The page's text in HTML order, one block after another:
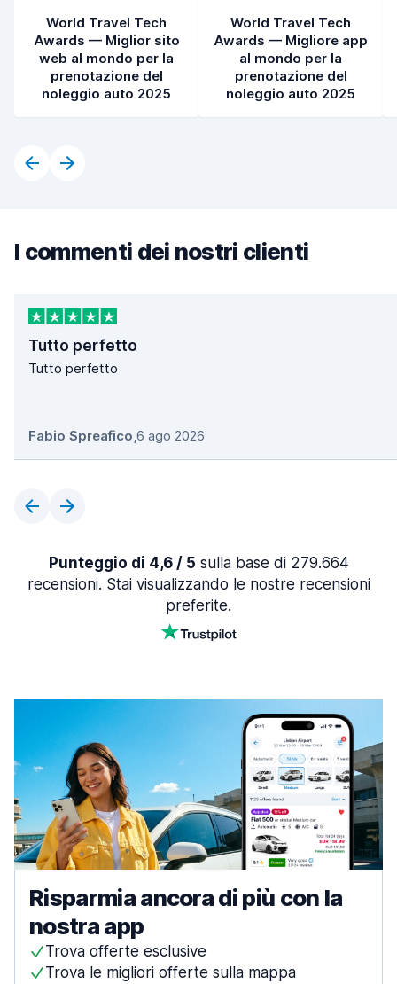
World Travel Tech
Awards — Miglior sito
web al mondo per la
prenotazione del
noleggio auto 2025
World Travel Tech
Awards — Migliore app
al mondo per la
prenotazione del
noleggio auto 2025
I commenti dei nostri clienti
Tutto perfetto
Tutto perfetto
Fabio Spreafico,6 ago 2026
Punteggio di 4,6 / 5 sulla base di 279.664
recensioni. Stai visualizzando le nostre recensioni
preferite.
Risparmia ancora di più con la
nostra app
Trova offerte esclusive
Trova le migliori offerte sulla mappa